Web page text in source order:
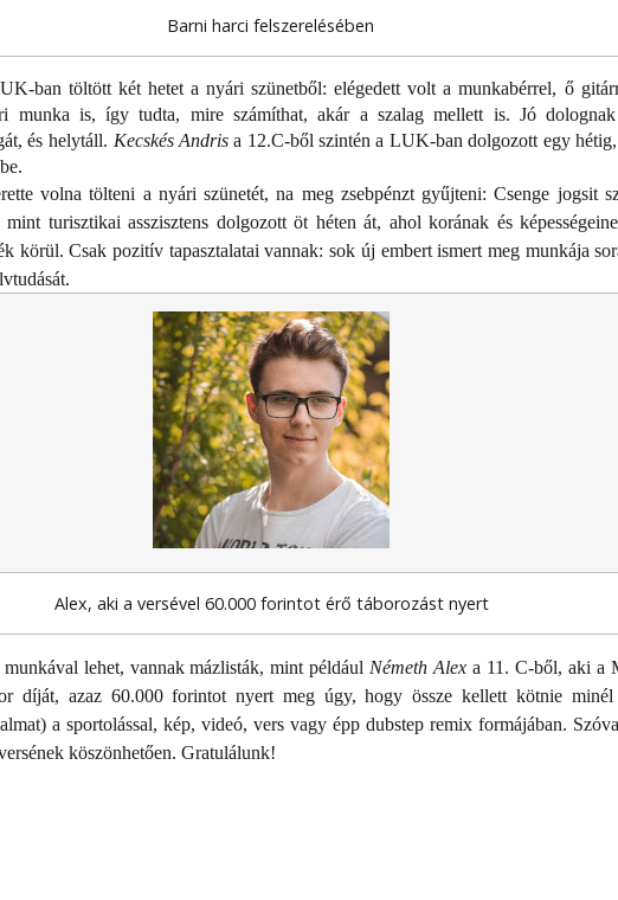
Barni harci felszerelésében
ban töltött két hetet a nyári szünetből: elégedett volt a munkabérrel, ő
munka is, így tudta, mire számíthat, akár a szalag mellett is. Jó
és helytáll. Kecskés Andrisa 12.C-ből szintén a LUK-ban dolgozott egy hétig,
volna tölteni a nyári szünetét, na meg zsebpénzt gyűjteni: Csenge jogsit
turisztikai asszisztens dolgozott öt héten át, ahol korának és
körül. Csak pozitív tapasztalatai vannak: sok új embert ismert meg munkája
Alex, aki a versével 60.000 forintot érő táborozást nyert
lehet, vannak mázlisták, mint például Németh Alex a 11. C-ből, aki a
díját, azaz 60.000 forintot nyert meg úgy, hogy össze kellett kötnie
a sportolással, kép, videó, vers vagy épp dubstep remix formájában.
köszönhetően. Gratulálunk!